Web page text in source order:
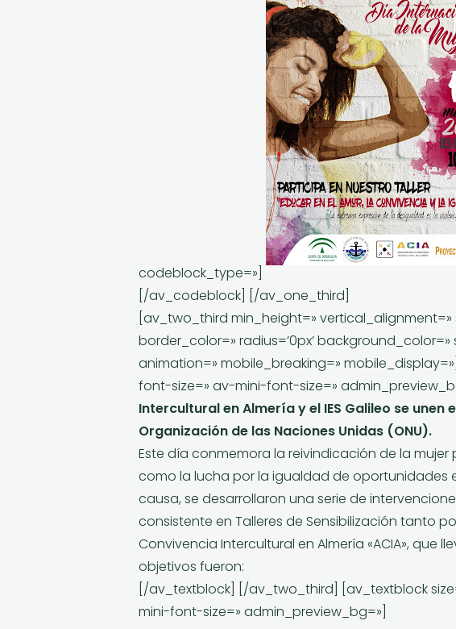
codeblock_type=»]
[/av_codeblock] [/av_one_third]
[av_two_third min_height=» vertical_alignment=»
border_color=» radius=’0px’
animation=» mobile_breaking=»
font-size=» av-mini-font-size=»
Intercultural en Almería y el IES Galileo se
Organización de las Naciones Unidas (ONU).
Este día conmemora la reivindicación de la
como la lucha por la igualdad de oportunidades
causa, se desarrollaron una serie de
consistente en Talleres de Sensibilización tanto
Convivencia Intercultural en Almería «ACIA», que
objetivos fueron:
[/av_textblock] [/av_two_third] [av_textblock
mini-font-size=» admin_preview_bg=»]